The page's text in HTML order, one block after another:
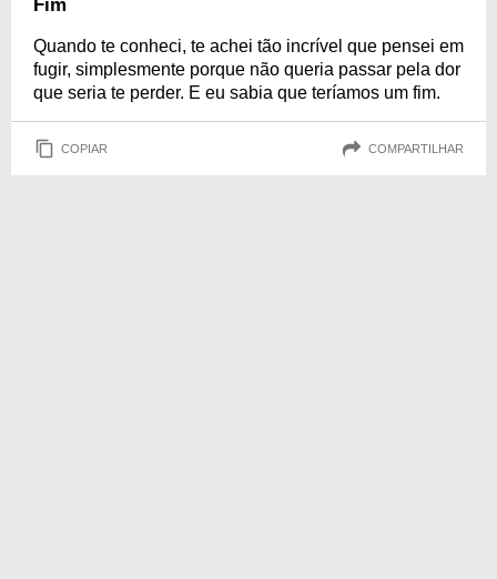
Fim
Quando te conheci, te achei tão incrível que pensei em
fugir, simplesmente porque não queria passar pela dor
que seria te perder. E eu sabia que teríamos um fim.
COPIAR COMPARTILHAR